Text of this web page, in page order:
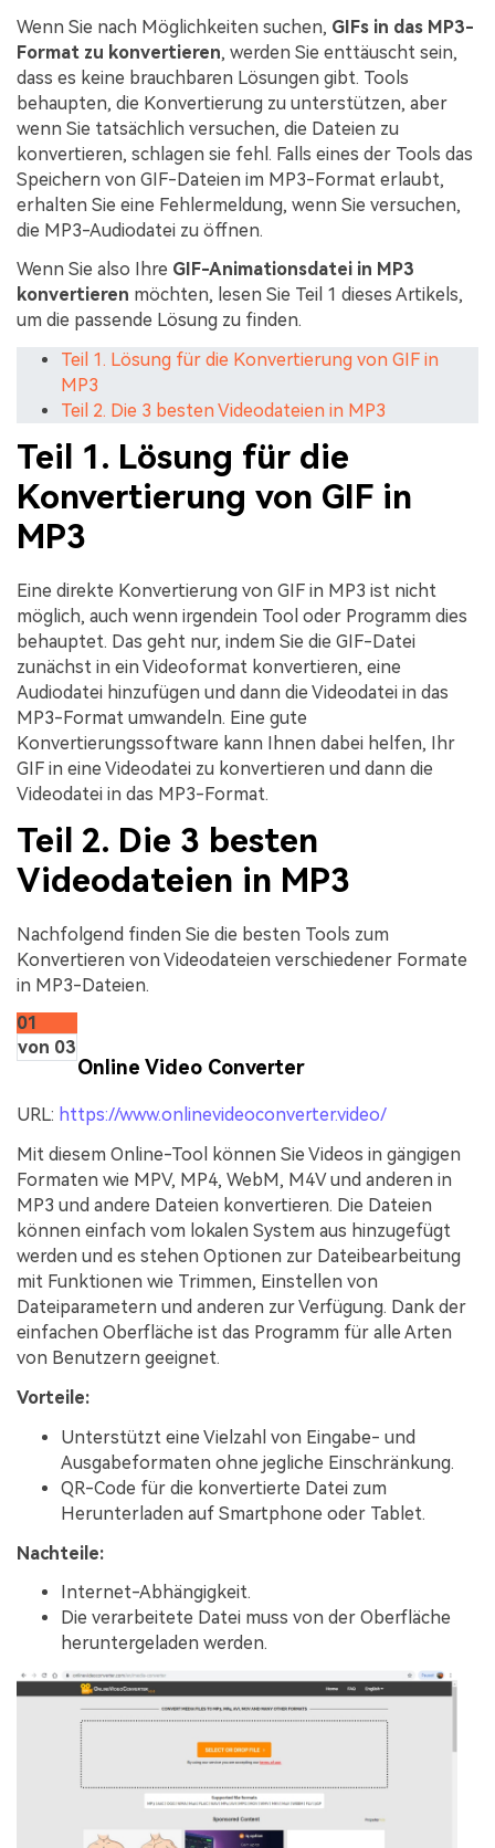
Wenn Sie nach Möglichkeiten suchen, GIFs in das MP3-
Format zu konvertieren, werden Sie enttäuscht sein,
dass es keine brauchbaren Lösungen gibt. Tools
behaupten, die Konvertierung zu unterstützen, aber
wenn Sie tatsächlich versuchen, die Dateien zu
konvertieren, schlagen sie fehl. Falls eines der Tools das
Speichern von GIF-Dateien im MP3-Format erlaubt,
erhalten Sie eine Fehlermeldung, wenn Sie versuchen,
die MP3-Audiodatei zu öffnen.
Wenn Sie also Ihre GIF-Animationsdatei in MP3
konvertieren möchten, lesen Sie Teil 1 dieses Artikels,
um die passende Lösung zu finden.
Teil 1. Lösung für die Konvertierung von GIF in
MP3
Teil 2. Die 3 besten Videodateien in MP3
Teil 1. Lösung für die
Konvertierung von GIF in
MP3
Eine direkte Konvertierung von GIF in MP3 ist nicht
möglich, auch wenn irgendein Tool oder Programm dies
behauptet. Das geht nur, indem Sie die GIF-Datei
zunächst in ein Videoformat konvertieren, eine
Audiodatei hinzufügen und dann die Videodatei in das
MP3-Format umwandeln. Eine gute
Konvertierungssoftware kann Ihnen dabei helfen, Ihr
GIF in eine Videodatei zu konvertieren und dann die
Videodatei in das MP3-Format.
Teil 2. Die 3 besten
Videodateien in MP3
Nachfolgend finden Sie die besten Tools zum
Konvertieren von Videodateien verschiedener Formate
in MP3-Dateien.
01
von 03
Online Video Converter
URL: https://www.onlinevideoconverter.video/
Mit diesem Online-Tool können Sie Videos in gängigen
Formaten wie MPV, MP4, WebM, M4V und anderen in
MP3 und andere Dateien konvertieren. Die Dateien
können einfach vom lokalen System aus hinzugefügt
werden und es stehen Optionen zur Dateibearbeitung
mit Funktionen wie Trimmen, Einstellen von
Dateiparametern und anderen zur Verfügung. Dank der
einfachen Oberfläche ist das Programm für alle Arten
von Benutzern geeignet.
Vorteile:
Unterstützt eine Vielzahl von Eingabe- und
Ausgabeformaten ohne jegliche Einschränkung.
QR-Code für die konvertierte Datei zum
Herunterladen auf Smartphone oder Tablet.
Nachteile:
Internet-Abhängigkeit.
Die verarbeitete Datei muss von der Oberfläche
heruntergeladen werden.